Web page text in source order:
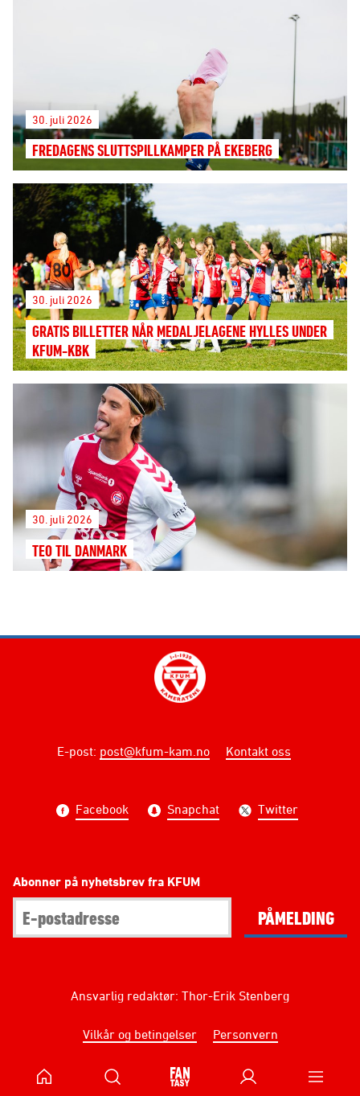
30. juli 2026
FREDAGENS SLUTTSPILLKAMPER PÅ EKEBERG
30. juli 2026
GRATIS BILLETTER NÅR MEDALJELAGENE HYLLES UNDER
KFUM-KBK
30. juli 2026
TEO TIL DANMARK
E-post: post@kfum-kam.no Kontakt oss
Facebook Snapchat Twitter
Abonner på nyhetsbrev fra KFUM
PÅMELDING
Ansvarlig redaktør: Thor-Erik Stenberg
Vilkår og betingelser Personvern